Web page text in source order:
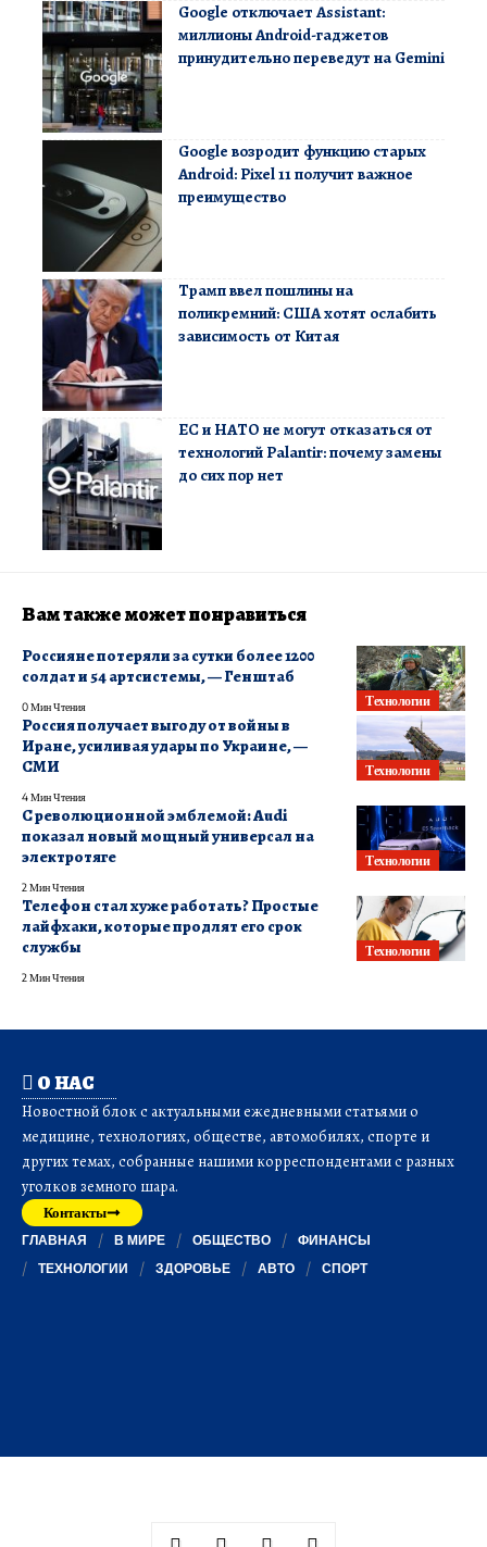
Google отключает Assistant:
миллионы Android-гаджетов
принудительно переведут на Gemini
Google возродит функцию старых
Android: Pixel 11 получит важное
преимущество
Трамп ввел пошлины на
поликремний: США хотят ослабить
зависимость от Китая
ЕС и НАТО не могут отказаться от
технологий Palantir: почему замены
до сих пор нет
Вам также может понравиться
Технологии
Россияне потеряли за сутки более 1200
солдат и 54 артсистемы, — Генштаб
0 Мин Чтения
Технологии
Россия получает выгоду от войны в
Иране, усиливая удары по Украине, —
СМИ
4 Мин Чтения
Технологии
С революционной эмблемой: Audi
показал новый мощный универсал на
электротяге
2 Мин Чтения
Технологии
Телефон стал хуже работать? Простые
лайфхаки, которые продлят его срок
службы
2 Мин Чтения
О НАС
Новостной блок с актуальными ежедневными статьями о
медицине, технологиях, обществе, автомобилях, спорте и
других темах, собранные нашими корреспондентами с разных
уголков земного шара.
Контакты
ГЛАВНАЯ В МИРЕ ОБЩЕСТВО
ФИНАНСЫ
ТЕХНОЛОГИИ
ЗДОРОВЬЕ АВТО СПОРТ